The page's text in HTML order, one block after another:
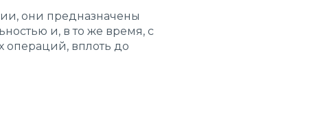
они предназначены
и, в то же время, с
операций, вплоть до